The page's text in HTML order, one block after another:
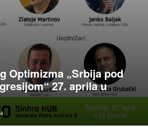
Optimizma „Srbija pod
27. aprila u